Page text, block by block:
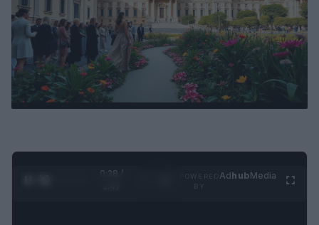
0:29 /
AdhubMedia